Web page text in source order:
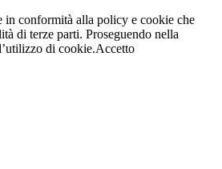
in conformità alla policy e cookie che
di terze parti. Proseguendo nella
di cookie.Accetto